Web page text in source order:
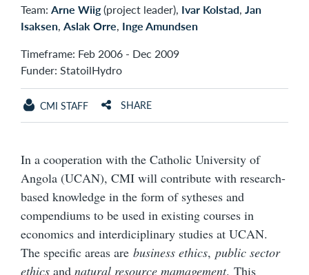
Team: Arne Wiig(project leader), Ivar Kolstad, Jan
Isaksen, Aslak Orre, Inge Amundsen
Timeframe: Feb 2006 - Dec 2009
Funder: StatoilHydro
CMI STAFF SHARE
In a cooperation with the Catholic University of
Angola (UCAN), CMI will contribute with research-
based knowledge in the form of sytheses and
compendiums to be used in existing courses in
economics and interdiciplinary studies at UCAN.
The specific areas are business ethics, public sector
ethics and natural resource mamagement. This